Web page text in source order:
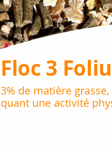
Floc 3
3% de matière
quant une acti­vité